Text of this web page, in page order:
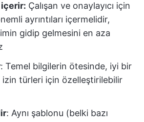
Çalışan ve onaylayıcı için
ayrıntıları içermelidir,
gidip gelmesini en aza
: Temel bilgilerin ötesinde, iyi bir
izin türleri için özelleştirilebilir
: Aynı şablonu (belki bazı